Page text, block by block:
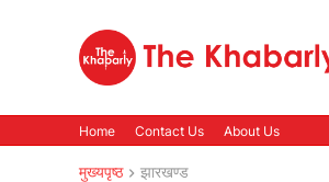
Home Contact Us About Us
मुख्यपृष्ठ झारखण्ड